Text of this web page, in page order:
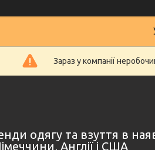
Зараз у компанії
одягу та взуття в
Англії і США